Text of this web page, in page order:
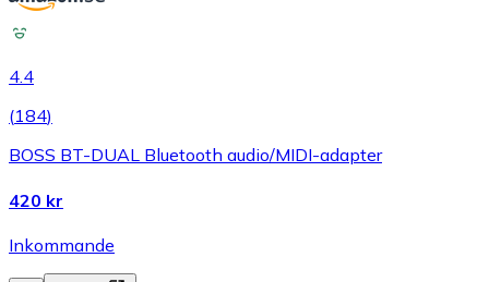
4.4
(184)
BOSS BT-DUAL Bluetooth audio/MIDI-adapter
420 kr
Inkommande